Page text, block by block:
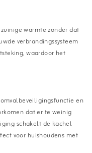
warmte zonder dat
verbrandingssysteem
waardoor het
en
dat er te weinig
schakelt de kachel
voor huishoudens met